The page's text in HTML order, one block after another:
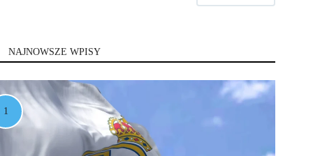
NAJNOWSZE WPISY